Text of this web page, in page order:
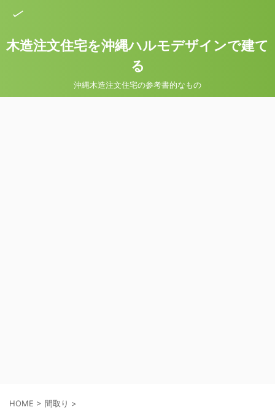
木造注文住宅を沖縄ハルモデザインで建て
る
沖縄木造注文住宅の参考書的なもの
HOME > 間取り >